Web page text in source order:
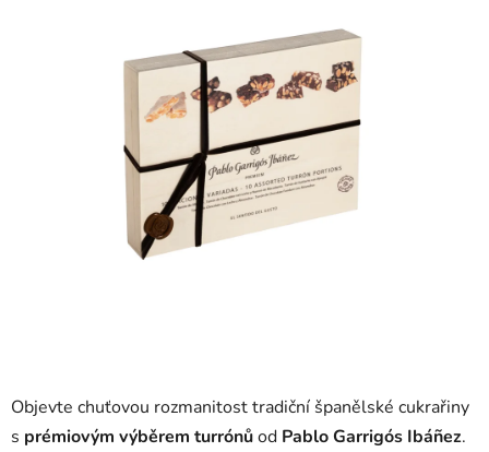
Objevte chuťovou rozmanitosttradiční španělské cukrařiny
s prémiovým výběrem turrónůod PabloGarrigós Ibáñez.